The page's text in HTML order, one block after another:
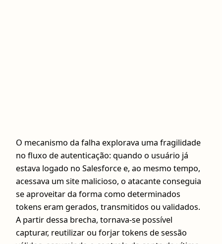
O mecanismo da falha explorava uma fragilidade
no fluxo de autenticação: quando o usuário já
estava logado no Salesforce e, ao mesmo tempo,
acessava um site malicioso, o atacante conseguia
se aproveitar da forma como determinados
tokens eram gerados, transmitidos ou validados.
A partir dessa brecha, tornava-se possível
capturar, reutilizar ou forjar tokens de sessão